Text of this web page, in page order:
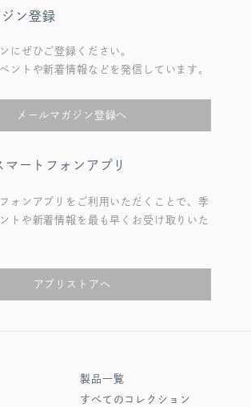
ン登録
にぜひご登録ください。
ントや新着情報などを発信しています。
メールマガジン登録へ
マートフォンアプリ
ォンアプリをご利用いただくことで、季
トや新着情報を最も早くお受け取りいた
アプリストアへ
製品一覧
すべてのコレクション